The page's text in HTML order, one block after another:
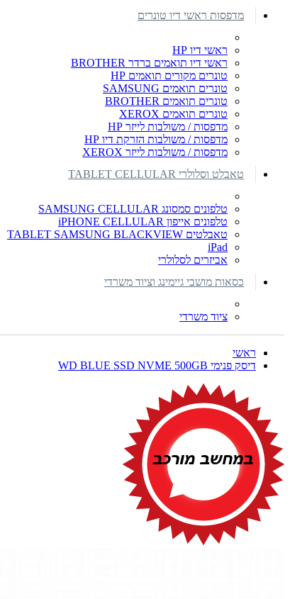
מדפסות ראשי דיו טונרים
ראשי דיו HP
ראשי דיו תואמים ברדר BROTHER
טונרים מקורים תואמים HP
טונרים תואמים SAMSUNG
טונרים תואמים BROTHER
טונרים תואמים XEROX
מדפסות / משולבות לייזר HP
מדפסות / משולבות הזרקת דיו HP
מדפסות / משולבות לייזר XEROX
טאבלט וסלולרי TABLET CELLULAR
טלפונים סמסונג SAMSUNG CELLULAR
טלפונים אייפון iPHONE CELLULAR
טאבלטים TABLET SAMSUNG BLACKVIEW
iPad
אביזרים לסלולרי
כסאות מושבי גיימינג וציוד משרדי
ציוד משרדי
ראשי
דיסק פנימי WD BLUE SSD NVME 500GB